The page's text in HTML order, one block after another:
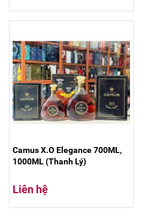
Camus X.O Elegance 700ML,
1000ML (Thanh Lý)
Liên hệ